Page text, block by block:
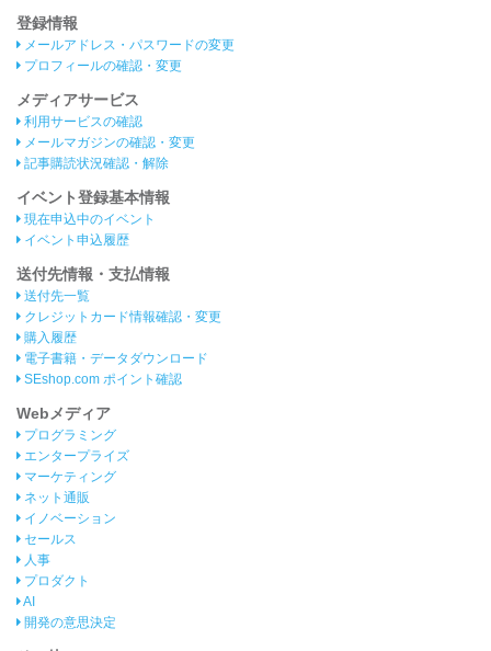
登録情報
メールアドレス・パスワードの変更
プロフィールの確認・変更
メディアサービス
利用サービスの確認
メールマガジンの確認・変更
記事購読状況確認・解除
イベント登録基本情報
現在申込中のイベント
イベント申込履歴
送付先情報・支払情報
送付先一覧
クレジットカード情報確認・変更
購入履歴
電子書籍・データダウンロード
SEshop.com ポイント確認
Webメディア
プログラミング
エンタープライズ
マーケティング
ネット通販
イノベーション
セールス
人事
プロダクト
AI
開発の意思決定